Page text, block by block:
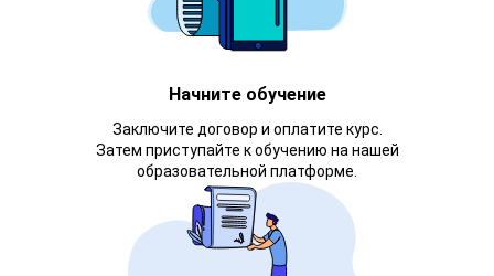
Начните обучение
Заключите договор и оплатите курс.
Затем приступайте к обучению на нашей
образовательной платформе.